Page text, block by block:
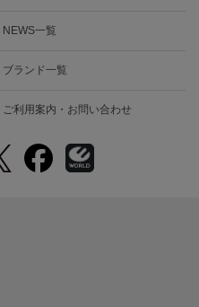
NEWS一覧
ブランド一覧
ご利用案内・お問い合わせ